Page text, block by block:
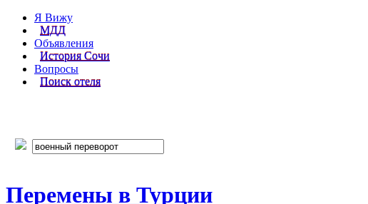
Я Вижу
МДД
Объявления
История Сочи
Вопросы
Поиск отеля
Перемены в Турции